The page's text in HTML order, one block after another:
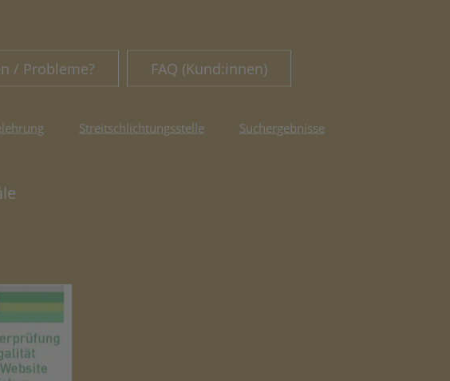
/ Probleme? FAQ (Kund:innen)
Streitschlichtungsstelle Suchergebnisse